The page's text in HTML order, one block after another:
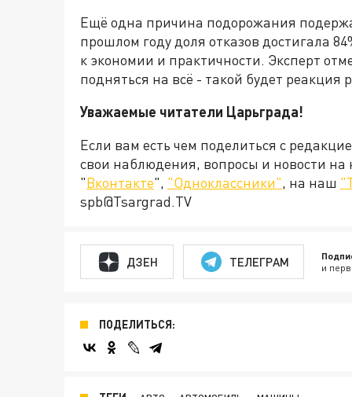
Ещё одна причина подорожания
прошлом году доля отказов достигала
к экономии и практичности. Эксперт
подняться на всё - такой будет
Уважаемые читатели Царьграда!
Если вам есть чем поделиться с
свои наблюдения, вопросы и новости
"Вконтакте", "Одноклассники", на наш
spb@Tsargrad.TV
ДЗЕН ТЕЛЕГРАМ и
ПОДЕЛИТЬСЯ: